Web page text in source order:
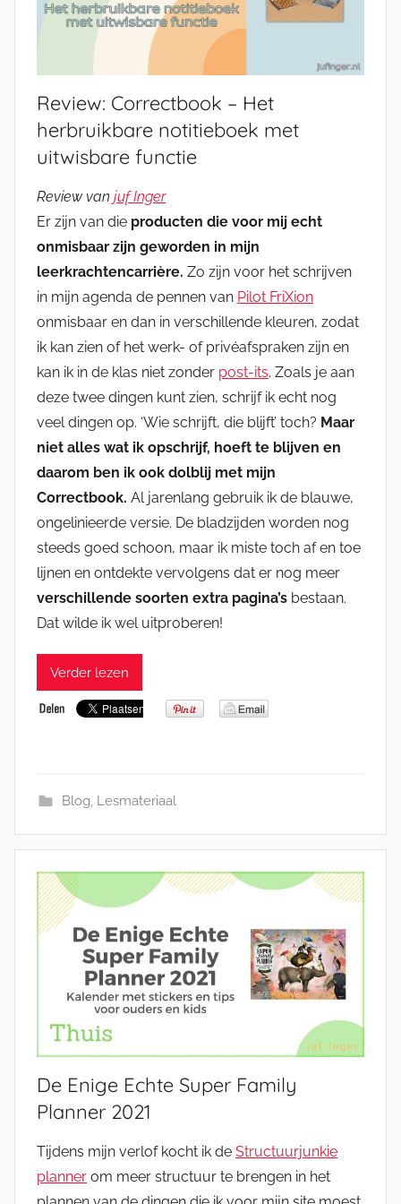
Review: Correctbook – Het
herbruikbare notitieboek met
uitwisbare functie
Review van juf Inger
Er zijn van die producten die voor mij echt
onmisbaar zijn geworden in mijn
leerkrachtencarrière. Zo zijn voor het schrijven
in mijn agenda de pennen van Pilot FriXion
onmisbaar en dan in verschillende kleuren, zodat
ik kan zien of het werk- of privéafspraken zijn en
kan ik in de klas niet zonder post-its. Zoals je aan
deze twee dingen kunt zien, schrijf ik echt nog
veel dingen op. ‘Wie schrijft, die blijft’ toch? Maar
niet alles wat ik opschrijf, hoeft te blijven en
daarom ben ik ook dolblij met mijn
Correctbook. Al jarenlang gebruik ik de blauwe,
ongelinieerde versie. De bladzijden worden nog
steeds goed schoon, maar ik miste toch af en toe
lijnen en ontdekte vervolgens dat er nog meer
verschillende soorten extra pagina’s bestaan.
Dat wilde ik wel uitproberen!
Verder lezen
Blog, Lesmateriaal
De Enige Echte Super Family
Planner 2021
Tijdens mijn verlof kocht ik de Structuurjunkie
planner om meer structuur te brengen in het